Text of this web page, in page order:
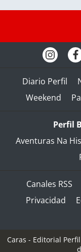
Diario Perfil
Weekend
Perfil
Aventuras Na
Canales RSS
Privacidad
Caras - Editorial Perfil